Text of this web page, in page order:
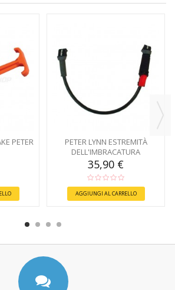
PETER
PETER LYNN ESTREMITÀ
DELL'IMBRACATURA
STACCABILE
35,90 €
AGGIUNGI AL CARRELLO